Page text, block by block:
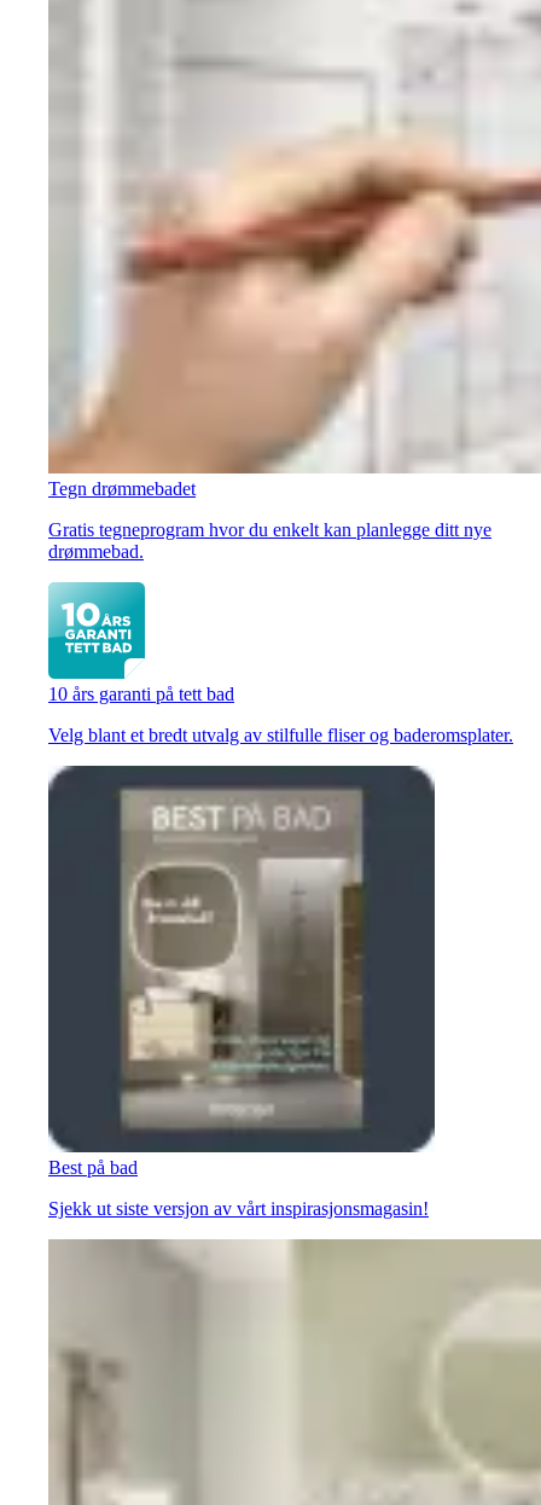
Tegn drømmebadet
Gratis tegneprogram hvor du enkelt kan planlegge ditt nye
drømmebad.
10 års garanti på tett bad
Velg blant et bredt utvalg av stilfulle fliser og baderomsplater.
Best på bad
Sjekk ut siste versjon av vårt inspirasjonsmagasin!